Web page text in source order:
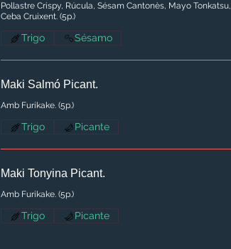
Pollastre Crispy, Rúcula, Sésam Cantonès, Mayo Tonkatsu,
Ceba Cruixent. (5p.)
Trigo Sésamo
Maki Salmó Picant.
Amb Furikake. (5p.)
Trigo Picante
Maki Tonyina Picant.
Amb Furikake. (5p.)
Trigo Picante